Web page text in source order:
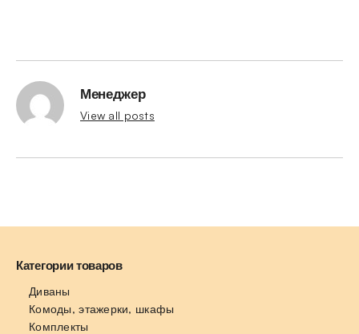
Менеджер
View all posts
Категории товаров
Диваны
Комоды, этажерки, шкафы
Комплекты